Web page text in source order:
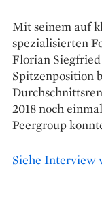
Mit seinem auf
spezialisierten
Florian
Spitzenposition
2018 noch
Peergroup
Siehe Interview